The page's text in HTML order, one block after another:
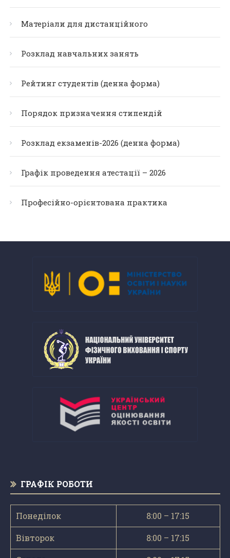
Матеріали для дистанційного
Розклад навчальних занять
Рейтинг студентів (денна форма)
Порядок призначення стипендій
Розклад екзаменів-2026 (денна форма)
Графік проведення атестації – 2026
Професійно-орієнтована практика
ГРАФІК РОБОТИ
Понеділок 8:00 – 17:15
Вівторок 8:00 – 17:15